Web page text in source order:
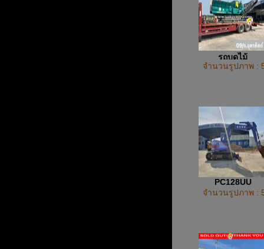
รถบดไม้
จำนวนรูปภาพ :
PC128UU
จำนวนรูปภาพ :